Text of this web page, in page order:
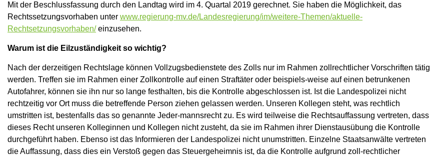
Mit der Beschlussfassung durch den Landtag wird im 4. Quartal 2019 gerechnet. Sie haben die Möglichkeit, das
Rechtssetzungsvorhaben unter www.regierung-mv.de/Landesregierung/im/weitere-Themen/aktuelle-
Rechtsetzungsvorhaben/einzusehen.
Warum ist die Eilzuständigkeit so wichtig?
Nach der derzeitigen Rechtslage können Vollzugsbedienstete des Zolls nur im Rahmen zollrechtlicher Vorschriften tätig
werden. Treffen sie im Rahmen einer Zollkontrolle auf einen Straftäter oder beispiels-weise auf einen betrunkenen
Autofahrer, können sie ihn nur so lange festhalten, bis die Kontrolle abgeschlossen ist. Ist die Landespolizei nicht
rechtzeitig vor Ort muss die betreffende Person ziehen gelassen werden. Unseren Kollegen steht, was rechtlich
umstritten ist, bestenfalls das so genannte Jeder-mannsrecht zu. Es wird teilweise die Rechtsauffassung vertreten, dass
dieses Recht unseren Kolleginnen und Kollegen nicht zusteht, da sie im Rahmen ihrer Dienstausübung die Kontrolle
durchgeführt haben. Ebenso ist das Informieren der Landespolizei nicht unumstritten. Einzelne Staatsanwälte vertreten
die Auffassung, dass dies ein Verstoß gegen das Steuergeheimnis ist, da die Kontrolle aufgrund zoll-rechtlicher